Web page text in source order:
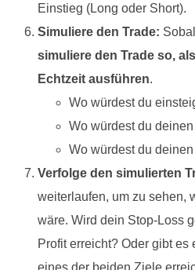
Einstieg (Long oder Short).
Simuliere den Trade:
simuliere den Trade so,
Echtzeit ausführen.
Wo würdest du
Wo würdest du
Wo würdest du
Verfolge den simulierten
weiterlaufen, um zu sehen,
wäre. Wird dein Stop-Loss
Profit erreicht? Oder gibt
eines der beiden Ziele